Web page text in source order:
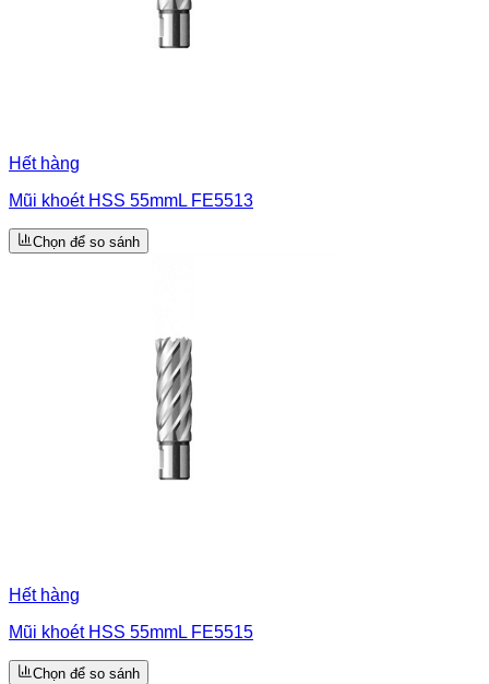
Hết hàng
Mũi khoét HSS 55mmL FE5513
Chọn để so sánh
Hết hàng
Mũi khoét HSS 55mmL FE5515
Chọn để so sánh